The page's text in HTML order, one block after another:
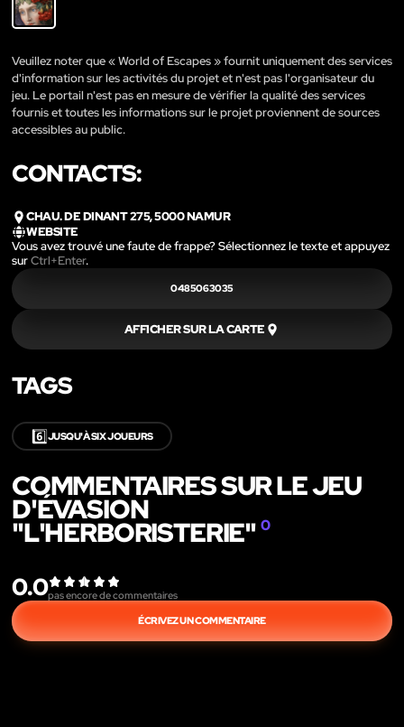
Veuillez noter que « World of Escapes » fournit uniquement des services
d'information sur les activités du projet et n'est pas l'organisateur du
jeu. Le portail n'est pas en mesure de vérifier la qualité des services
fournis et toutes les informations sur le projet proviennent de sources
accessibles au public.
CONTACTS:
CHAU. DE DINANT 275, 5000 NAMUR
WEBSITE
Vous avez trouvé une faute de frappe? Sélectionnez le texte et appuyez
surCtrl+Enter.
0485063035
AFFICHER SUR LA CARTE
TAGS
6️⃣JUSQU'À SIX JOUEURS
COMMENTAIRES SUR LE JEU
D'ÉVASION
"L'HERBORISTERIE" 0
0.0pas encore de commentaires
ÉCRIVEZ UN COMMENTAIRE